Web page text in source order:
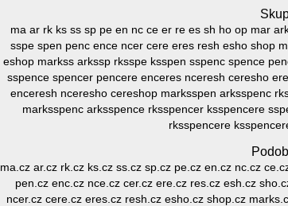
ma ar rk ks ss sp pe en nc ce er re es sh ho op mar
sspe spen penc ence ncer cere eres resh esho shop
eshop markss arkssp rksspe ksspen sspenc spence
sspence spencer pencere enceres nceresh ceresho
enceresh nceresho cereshop marksspen arksspenc
marksspenc arksspence rksspencer ksspencere
rksspencere
ma.cz ar.cz rk.cz ks.cz ss.cz sp.cz pe.cz en.cz nc.cz
pen.cz enc.cz nce.cz cer.cz ere.cz res.cz esh.cz
ncer.cz cere.cz eres.cz resh.cz esho.cz shop.cz